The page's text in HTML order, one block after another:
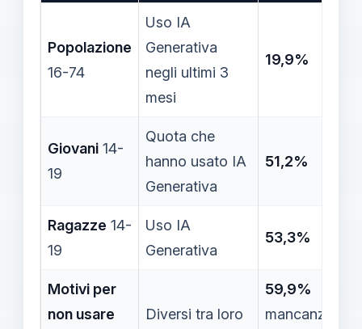
Popolazione
16-74
Uso IA
Generativa
negli ultimi 3
mesi
19,9%
Giovani 14-
19
Quota che
hanno usato IA
Generativa
51,2%
Ragazze 14-
19
Uso IA
Generativa
53,3%
Motivi per
non usare
Diversi tra loro
59,9%
mancanza